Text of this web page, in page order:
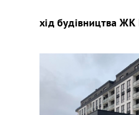
хід будівництваЖК